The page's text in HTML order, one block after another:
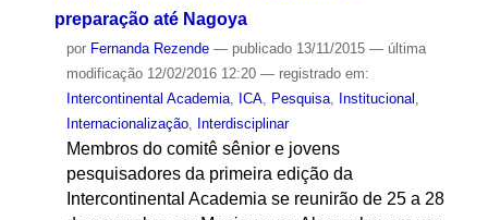
preparação até Nagoya
por Fernanda Rezende — publicado13/11/2015 — última
modificação12/02/2016 12:20 — registrado em:
Intercontinental Academia, ICA, Pesquisa, Institucional ,
Internacionalização, Interdisciplinar
Membros do comitê sênior e jovens
pesquisadores da primeira edição da
Intercontinental Academia se reunirão de 25 a 28